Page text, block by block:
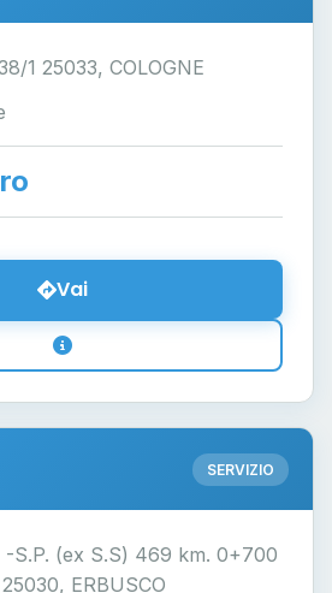
1 25033, COLOGNE
Vai
SERVIZIO
-S.P. (ex S.S) 469 km. 0+700
ERBUSCO